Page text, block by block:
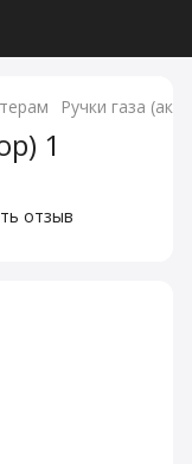
Ручки газа
1
отзыв